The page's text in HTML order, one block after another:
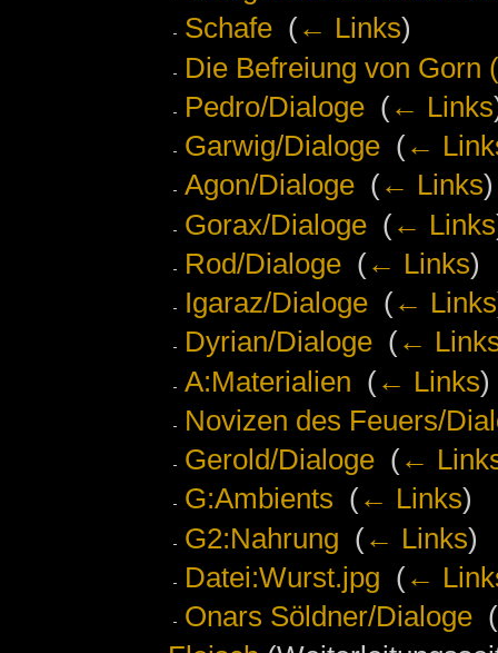
Schafe‎ (← Links)
Die Befreiung von Gorn
Pedro/Dialoge‎ (← Links
Garwig/Dialoge‎ (←
Agon/Dialoge‎ (← Links)
Gorax/Dialoge‎ (← Links
Rod/Dialoge‎ (← Links)
Igaraz/Dialoge‎ (← Links
Dyrian/Dialoge‎ (←
A:Materialien (← Links)
Novizen des Feuers/
Gerold/Dialoge‎ (←
G:Ambients (← Links)
G2:Nahrung (← Links)
Datei:Wurst.jpg (←
Onars Söldner/Dialoge‎ (